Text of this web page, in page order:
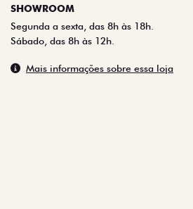
SHOWROOM
Segunda a sexta, das 8h às 18h.
Sábado, das 8h às 12h.
Mais informações sobre essa loja